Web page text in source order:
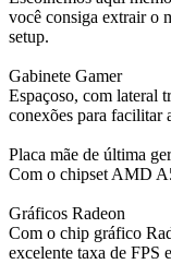
você consiga extrair o
setup.
Gabinete Gamer
Espaçoso, com lateral
conexões para facilitar
Placa mãe de última
Com o chipset AMD
Gráficos Radeon
Com o chip gráfico
excelente taxa de FPS